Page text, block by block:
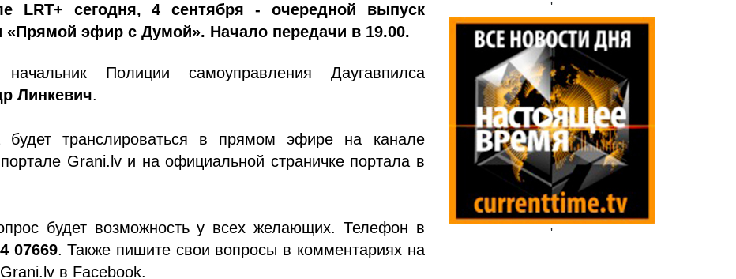
LRT+ сегодня, 4 сентября - очередной выпуск
«Прямой эфир с Думой». Начало передачи в 19.00.
Полиции самоуправления Даугавпилса
Линкевич.
будет транслироваться в прямом эфире на канале
Grani.lv и на официальной страничке портала в
будет возможность у всех желающих. Телефон в
07669. Также пишите свои вопросы в комментариях на
в Facebook.
'
'